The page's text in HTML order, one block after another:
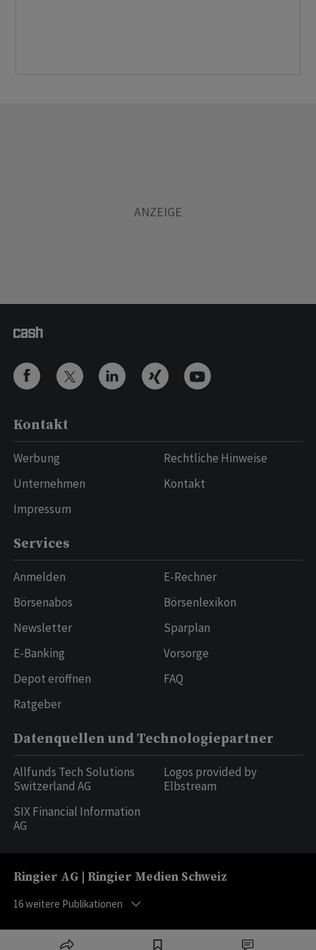
Kontakt
Werbung
Unternehmen
Impressum
Rechtliche Hinweise
Kontakt
Services
Anmelden
Börsenabos
Newsletter
E-Banking
Depot eröffnen
Ratgeber
E-Rechner
Börsenlexikon
Sparplan
Vorsorge
FAQ
Datenquellen und Technologiepartner
Allfunds Tech Solutions
Switzerland AG
SIX Financial Information
AG
Logos provided by
Elbstream
Ringier AG | Ringier Medien Schweiz
16weitere Publikationen